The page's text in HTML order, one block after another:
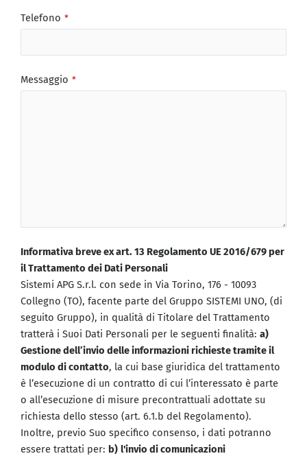
Telefono *
Messaggio *
Email
Address *
Informativa breve ex art. 13 Regolamento UE 2016/679 per
il Trattamento dei Dati Personali
Sistemi APG S.r.l. con sede in Via Torino, 176 - 10093
Collegno (TO), facente parte del Gruppo SISTEMI UNO, (di
seguito Gruppo), in qualità di Titolare del Trattamento
tratterà i Suoi Dati Personali per le seguenti finalità: a)
Gestione dell’invio delle informazioni richieste tramite il
modulo di contatto, la cui base giuridica del trattamento
è l’esecuzione di un contratto di cui l’interessato è parte
o all’esecuzione di misure precontrattuali adottate su
richiesta dello stesso (art. 6.1.b del Regolamento).
Inoltre, previo Suo specifico consenso, i dati potranno
essere trattati per: b) l'invio di comunicazioni